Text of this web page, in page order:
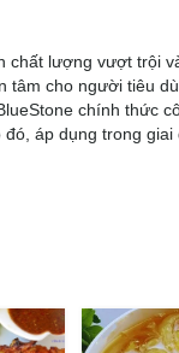
chất lượng vượt trội
tâm cho người tiêu
chính thức
áp dụng trong giai